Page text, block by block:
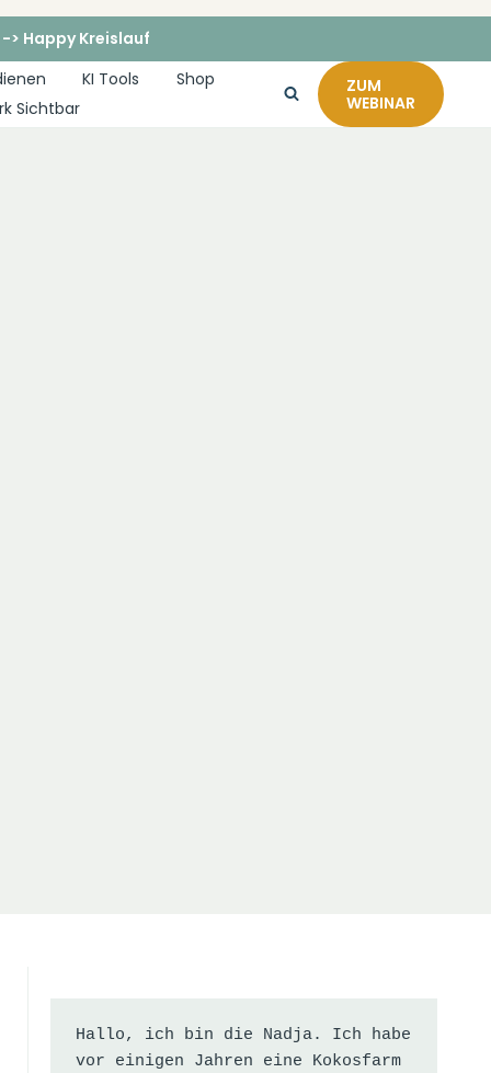
Happy Kreislauf
KI Tools
Shop
Sichtbar
ZUM
WEBINAR
Hallo, ich bin die Nadja. Ich habe
vor einigen Jahren eine Kokosfarm